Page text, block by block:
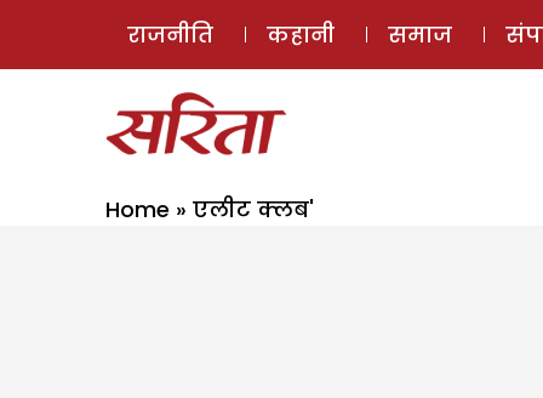
राजनीति कहानी समाज
Home » एलीट क्लब'